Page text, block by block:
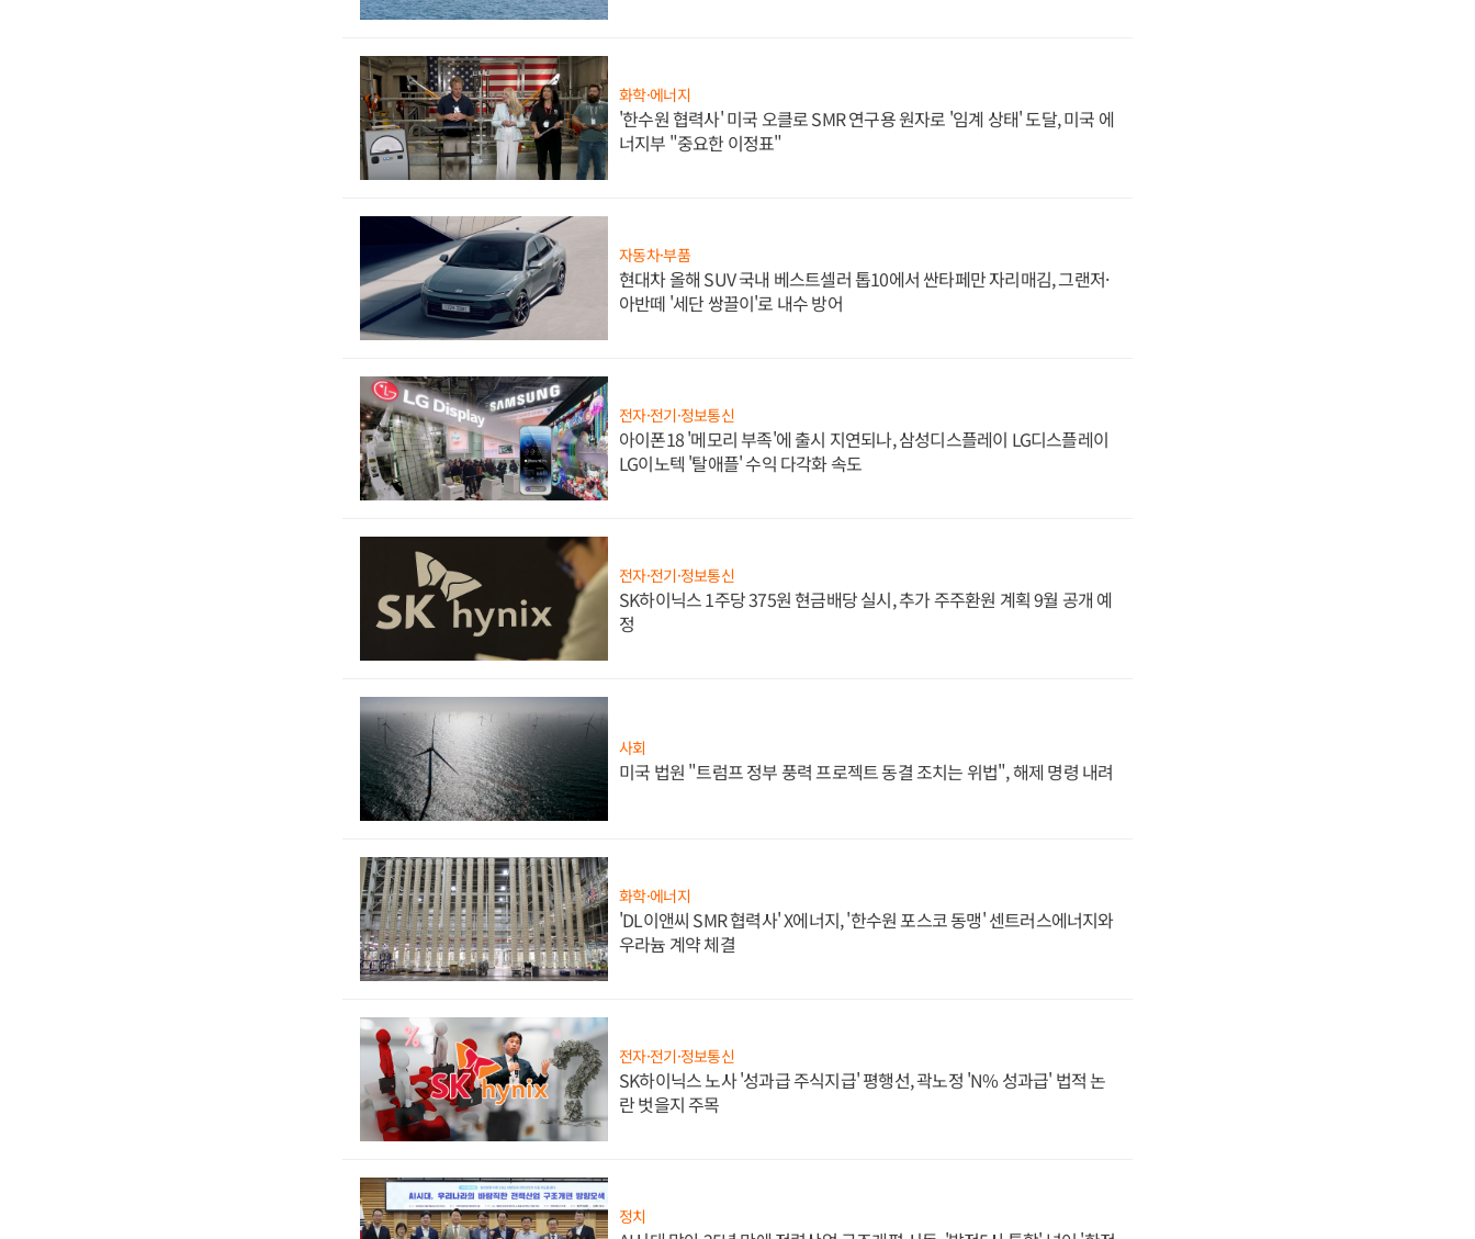
화학·에너지
'한수원 협력사' 미국 오클로 SMR 연구용 원자로 '임계 상태' 도달, 미국 에
너지부 "중요한 이정표"
자동차·부품
현대차 올해 SUV 국내 베스트셀러 톱10에서 싼타페만 자리매김, 그랜저·
아반떼 '세단 쌍끌이'로 내수 방어
전자·전기·정보통신
아이폰18 '메모리 부족'에 출시 지연되나, 삼성디스플레이 LG디스플레이
LG이노텍 '탈애플' 수익 다각화 속도
전자·전기·정보통신
SK하이닉스 1주당 375원 현금배당 실시, 추가 주주환원 계획 9월 공개 예
정
사회
미국 법원 "트럼프 정부 풍력 프로젝트 동결 조치는 위법", 해제 명령 내려
화학·에너지
'DL이앤씨 SMR 협력사' X에너지, '한수원 포스코 동맹' 센트러스에너지와
우라늄 계약 체결
전자·전기·정보통신
SK하이닉스 노사 '성과급 주식지급' 평행선, 곽노정 'N% 성과급' 법적 논
란 벗을지 주목
정치